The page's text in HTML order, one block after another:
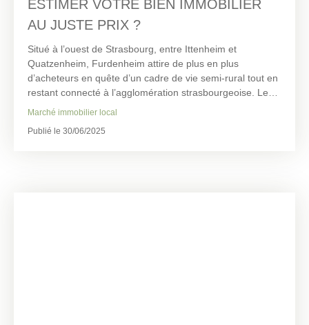
ESTIMER VOTRE BIEN IMMOBILIER
AU JUSTE PRIX ?
Situé à l’ouest de Strasbourg, entre Ittenheim et
Quatzenheim, Furdenheim attire de plus en plus
d’acheteurs en quête d’un cadre de vie semi-rural tout en
restant connecté à l’agglomération strasbourgeoise. Le
marché immobilier y est actif mais contrasté : les prix au
son état.
Marché immobilier local
Publié le 30/06/2025